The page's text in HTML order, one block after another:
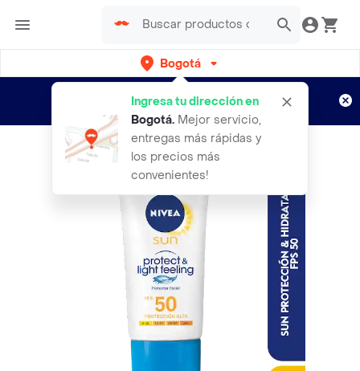
Bogotá
Ingresa tu dirección en
Bogotá. Mejor servicio,
entregas más rápidas y
los precios más
convenientes!
envíos gratis por semanas
Aplican TyC